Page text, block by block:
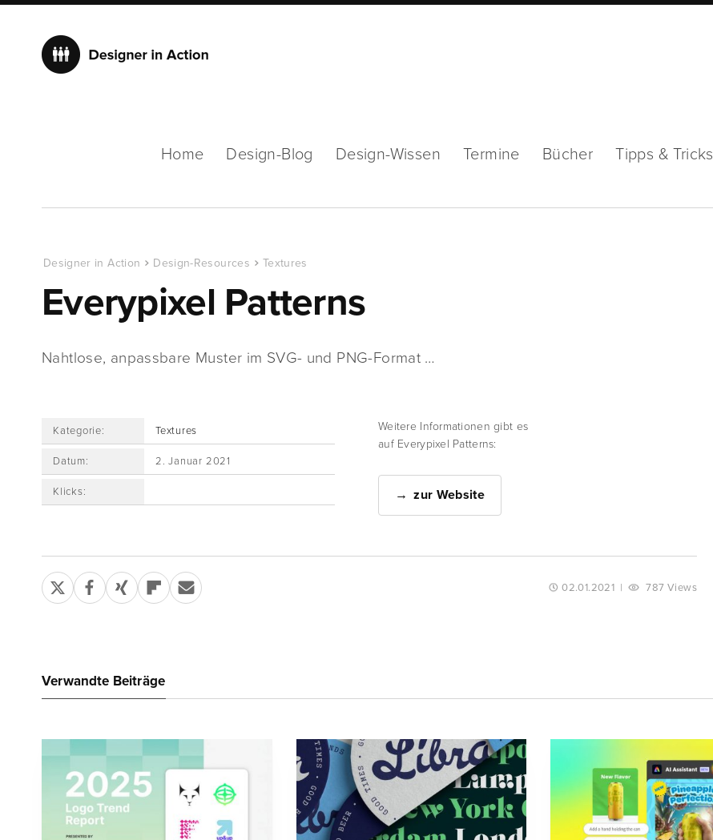
Home Design-Blog Design-Wissen Termine Bücher Tipps & Tricks
Designer in Action Design-Resources Textures
Everypixel Patterns
Nahtlose, anpassbare Muster im SVG- und PNG-Format …
Kategorie: Textures
Datum: 2. Januar 2021
Klicks:
Weitere Informationen gibt es
auf Everypixel Patterns:
zur Website
02.01.2021 | 787 Views
Verwandte Beiträge